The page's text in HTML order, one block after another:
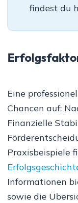
findest du
Eine
Chancen auf:
Finanzielle
Praxisbeispiele
Informationen
sowie die